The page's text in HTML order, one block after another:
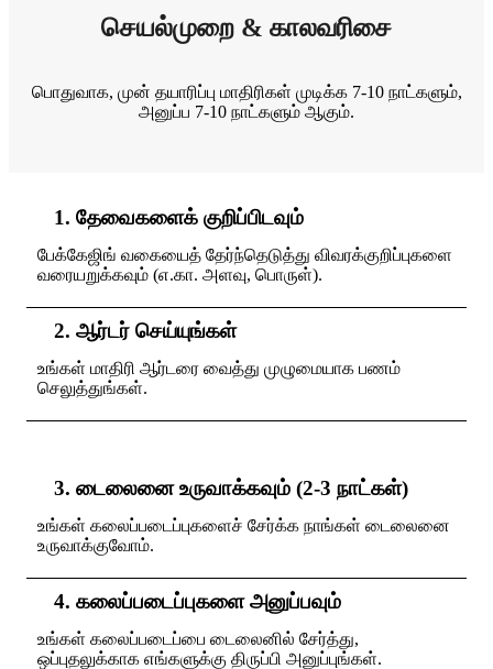
செயல்முறை & காலவரிசை
பொதுவாக, முன் தயாரிப்பு மாதிரிகள் முடிக்க 7-10 நாட்களும்,
அனுப்ப 7-10 நாட்களும் ஆகும்.
1. தேவைகளைக் குறிப்பிடவும்
பேக்கேஜிங் வகையைத் தேர்ந்தெடுத்து விவரக்குறிப்புகளை
வரையறுக்கவும் (எ.கா. அளவு, பொருள்).
2. ஆர்டர் செய்யுங்கள்
உங்கள் மாதிரி ஆர்டரை வைத்து முழுமையாக பணம்
செலுத்துங்கள்.
3. டைலைனை உருவாக்கவும் (2-3 நாட்கள்)
உங்கள் கலைப்படைப்புகளைச் சேர்க்க நாங்கள் டைலைனை
உருவாக்குவோம்.
4. கலைப்படைப்புகளை அனுப்பவும்
உங்கள் கலைப்படைப்பை டைலைனில் சேர்த்து,
ஒப்புதலுக்காக எங்களுக்கு திருப்பி அனுப்புங்கள்.